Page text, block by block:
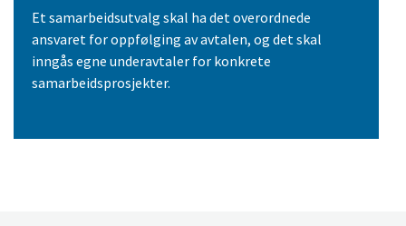
Et samarbeidsutvalg skal ha det overordnede
ansvaret for oppfølging av avtalen, og det skal
inngås egne underavtaler for konkrete
samarbeidsprosjekter.